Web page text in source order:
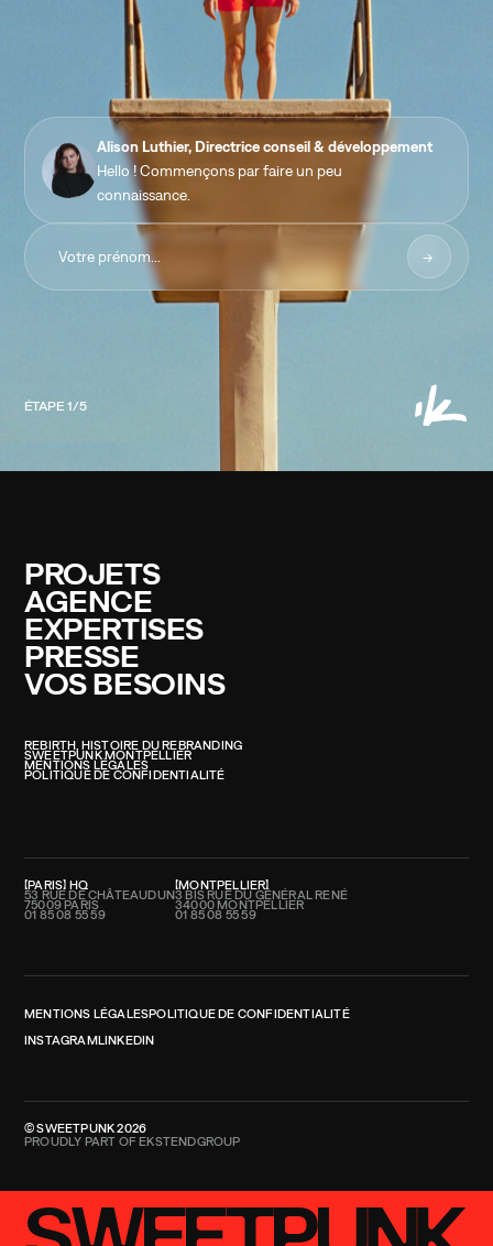
MONTPELLIER
3 BIS RUE DU GÉNÉRAL RENÉ
34000 MONTPELLIER
Alison Luthier, Directrice conseil & développement
Hello ! Commençons par faire un peu
connaissance.
->
ÉTAPE 1/5
PROJETS
AGENCE
EXPERTISES
PRESSE
VOS BESOINS
REBIRTH, HISTOIRE DU REBRANDING
SWEETPUNK MONTPELLIER
MENTIONS LÉGALES
POLITIQUE DE CONFIDENTIALITÉ
PARIS HQ
53 RUE DE CHÂTEAUDUN
75009 PARIS
01 85 08 55 59
MONTPELLIER
3 BIS RUE DU GÉNÉRAL RENÉ
34000 MONTPELLIER
01 85 08 55 59
© SWEETPUNK 2026
PROUDLY PART OF EKSTENDGROUP
INSTAGRAM LINKEDIN
MENTIONS LÉGALESPOLITIQUE DE CONFIDENTIALITÉ